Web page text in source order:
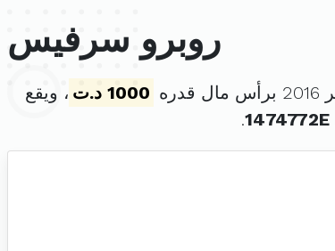
روبرو سرفيس
1000 د.ت
، ويقع
1474772E
.